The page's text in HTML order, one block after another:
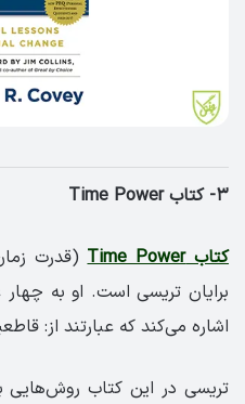
۳- کتاب Time Power
کتاب Time Power
(قدرت
برایان تریسی است. او به
اشاره می‌کند که عبارتند از:
تریسی در این کتاب روش‌هایی